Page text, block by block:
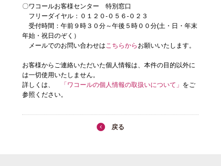
〇ワコールお客様センター 特別窓口
フリーダイヤル：０１２０-０５６-０２３
受付時間：午前９時３０分～午後５時００分(土・日・年末
年始・祝日のぞく）
メールでのお問い合わせは こちらから お願いいたします。
お客様からご連絡いただいた個人情報は、本件の目的以外に
は一切使用いたしません。
詳しくは、
「ワコールの個人情報の取扱いについて」 をご
参照ください。
戻る